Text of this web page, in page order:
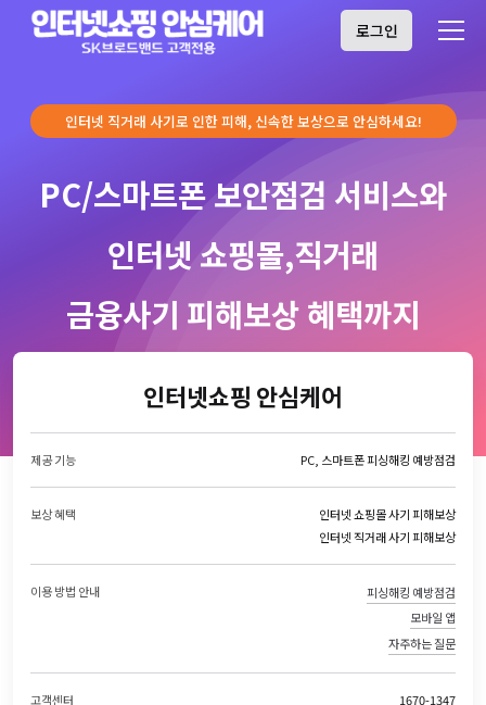
로그인
인터넷 직거래 사기로 인한 피해, 신속한 보상으로 안심하세요!
PC/스마트폰 보안점검 서비스와
인터넷 쇼핑몰,직거래
금융사기 피해보상 혜택까지
인터넷쇼핑 안심케어
제공 기능 PC, 스마트폰 피싱해킹 예방점검
보상 혜택
인터넷 쇼핑몰 사기 피해보상
인터넷 직거래 사기 피해보상
이용 방법 안내
피싱해킹 예방점검
모바일 앱
자주하는 질문
고객센터
1670-1347